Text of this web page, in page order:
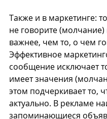
Также и в маркетинге:
не говорите (молчание)
важнее, чем то, о чем
Эффективное
сообщение исключает
имеет значения
этом подчеркивает то,
актуально. В рекламе
запоминающиеся